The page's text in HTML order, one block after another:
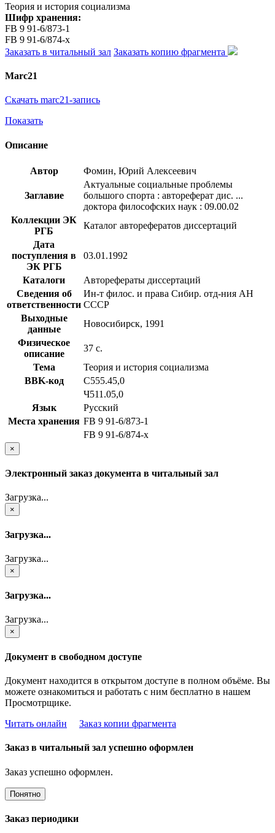
Теория и история социализма
Шифр хранения:
FB 9 91-6/873-1
FB 9 91-6/874-x
Заказать в читальный зал Заказать копию фрагмента
Marc21
Скачать marc21-запись
Показать
Описание
Автор Фомин, Юрий Алексеевич
Заглавие
Актуальные социальные проблемы
большого спорта : автореферат дис. ...
доктора философских наук : 09.00.02
Коллекции ЭК
РГБ
Каталог авторефератов диссертаций
Дата
поступления в
ЭК РГБ
03.01.1992
Каталоги
Авторефераты диссертаций
Сведения об
ответственности
Ин-т филос. и права Сибир. отд-ния АН
СССР
Выходные
данные
Новосибирск, 1991
Физическое
описание
37 с.
Тема
Теория и история социализма
BBK-код
С555.45,0
Ч511.05,0
Язык
Русский
Места хранения FB 9 91-6/873-1
FB 9 91-6/874-x
×
Электронный заказ документа в читальный зал
Загрузка...
×
Загрузка...
Загрузка...
×
Загрузка...
Загрузка...
×
Документ в свободном доступе
Документ находится в открытом доступе в полном объёме. Вы
можете ознакомиться и работать с ним бесплатно в нашем
Просмотрщике.
Читать онлайн
Заказ копии фрагмента
Заказ в читальный зал успешно оформлен
Заказ успешно оформлен.
Понятно
Заказ периодики